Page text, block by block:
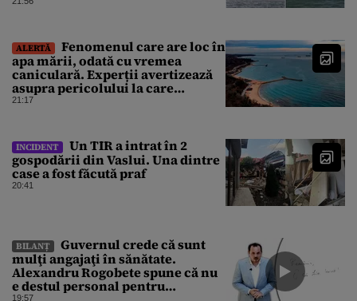
ALERTĂ
Fenomenul care are loc în
apa mării, odată cu vremea
caniculară. Experții avertizează
asupra pericolului la care
oamenii pot fi expuși
21:17
INCIDENT
Un TIR a intrat în 2
gospodării din Vaslui. Una dintre
case a fost făcută praf
20:41
BILANȚ
Guvernul crede că sunt
mulţi angajaţi în sănătate.
Alexandru Rogobete spune că nu
e destul personal pentru
19:57